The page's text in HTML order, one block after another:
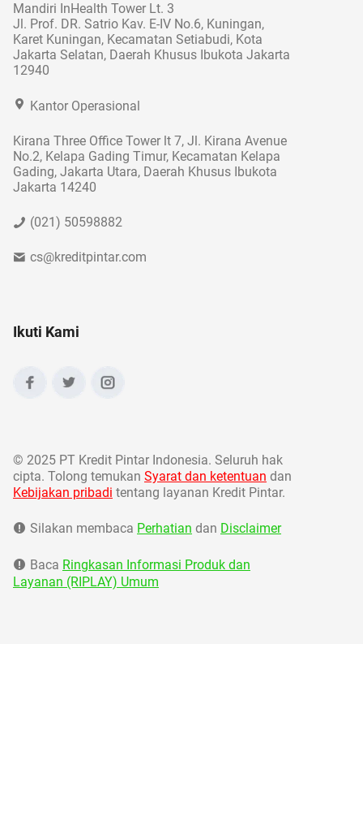
Mandiri InHealth Tower Lt. 3
Jl. Prof. DR. Satrio Kav. E-IV No.6, Kuningan,
Karet Kuningan, Kecamatan Setiabudi, Kota
Jakarta Selatan, Daerah Khusus Ibukota Jakarta
12940
Kantor Operasional
Kirana Three Office Tower lt 7, Jl. Kirana Avenue
No.2, Kelapa Gading Timur, Kecamatan Kelapa
Gading, Jakarta Utara, Daerah Khusus Ibukota
Jakarta 14240
(021) 50598882
cs@kreditpintar.com
Ikuti Kami
© 2025 PT Kredit Pintar Indonesia. Seluruh hak
cipta. Tolong temukan Syarat dan ketentuan dan
Kebijakan pribadi tentang layanan Kredit Pintar.
Silakan membaca Perhatian dan Disclaimer
Baca Ringkasan Informasi Produk dan
Layanan (RIPLAY) Umum